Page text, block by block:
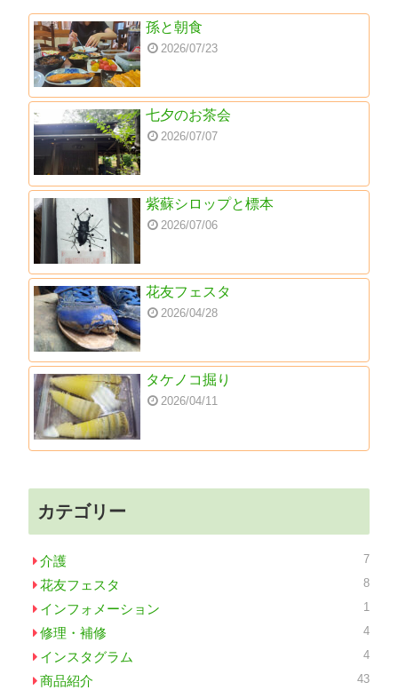
孫と朝食
2026/07/23
七夕のお茶会
2026/07/07
紫蘇シロップと標本
2026/07/06
花友フェスタ
2026/04/28
タケノコ掘り
2026/04/11
カテゴリー
介護 7
花友フェスタ 8
インフォメーション 1
修理・補修 4
インスタグラム 4
商品紹介 43